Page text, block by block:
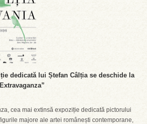
dedicată lui Ștefan Câlția se deschide la
cea mai extinsă expoziție dedicată pictorului
majore ale artei românești contemporane,